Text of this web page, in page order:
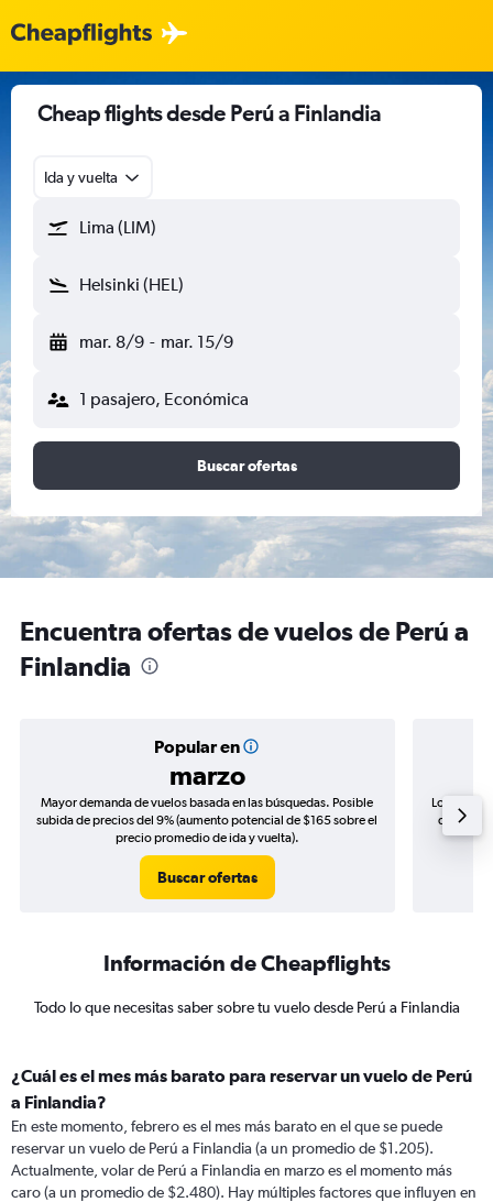
Cheap flights desde Perú a Finlandia
Ida y vuelta
Lima (LIM)
Helsinki (HEL)
mar. 8/9 - mar. 15/9
1 pasajero, Económica
Buscar ofertas
Encuentra ofertas de vuelos de Perú a
Finlandia
Popular en
marzo
Mayor demanda de vuelos basada en las búsquedas. Posible
subida de precios del 9% (aumento potencial de $165 sobre el
precio promedio de ida y vuelta).
Buscar ofertas
Los
de
Información de Cheapflights
Todo lo que necesitas saber sobre tu vuelo desde Perú a Finlandia
¿Cuál es el mes más barato para reservar un vuelo de Perú
a Finlandia?
En este momento, febrero es el mes más barato en el que se puede
reservar un vuelo de Perú a Finlandia (a un promedio de $1.205).
Actualmente, volar de Perú a Finlandia en marzo es el momento más
caro (a un promedio de $2.480). Hay múltiples factores que influyen en